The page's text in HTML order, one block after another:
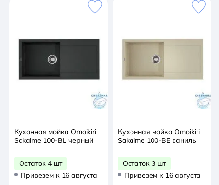
Кухонная мойка Omoikiri
Sakaime 100-BL черный
Остаток 4 шт
Привезем к 16 августа
Кухонная мойка Omoikiri
Sakaime 100-BE ваниль
Остаток 3 шт
Привезем к 16 августа